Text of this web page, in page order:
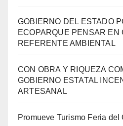
GOBIERNO DEL ESTADO
ECOPARQUE PENSAR EN
REFERENTE AMBIENTAL
CON OBRA Y RIQUEZA
GOBIERNO ESTATAL
ARTESANAL
Promueve Turismo Feria del